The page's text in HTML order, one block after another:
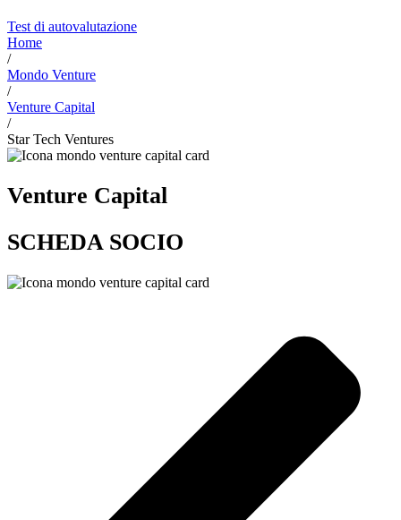
Test di autovalutazione
Home
/
Mondo Venture
/
Venture Capital
/
Star Tech Ventures
Venture Capital
SCHEDA SOCIO